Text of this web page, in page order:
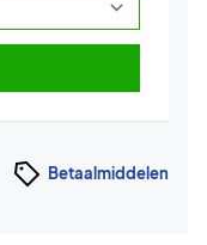
Betaalmiddelen